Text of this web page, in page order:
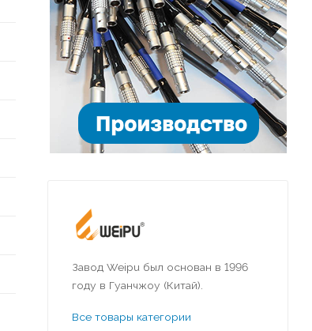
Завод Weipu был основан в 1996
году в Гуанчжоу (Китай).
Все товары категории